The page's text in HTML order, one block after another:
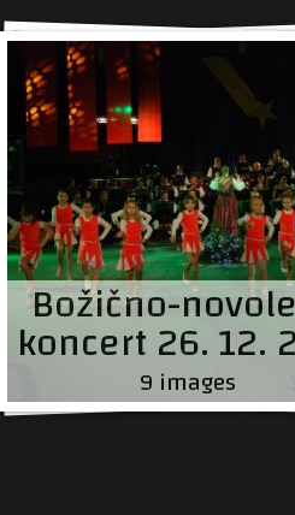
Božično-
koncert 26. 12.
9 images